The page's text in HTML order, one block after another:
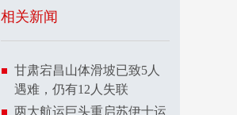
相关新闻
甘肃宕昌山体滑坡已致5人
遇难，仍有12人失联
两大航运巨头重启苏伊士运